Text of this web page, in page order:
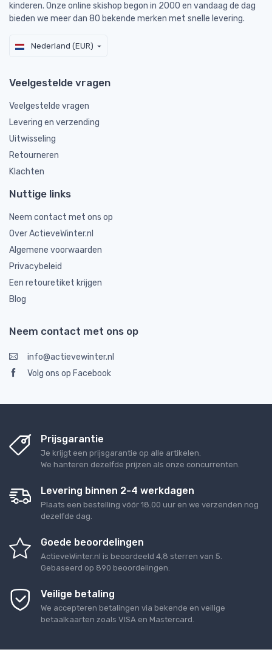
kinderen. Onze online skishop begon in 2000 en vandaag de dag
bieden we meer dan 80 bekende merken met snelle levering.
Nederland (EUR)
Veelgestelde vragen
Veelgestelde vragen
Levering en verzending
Uitwisseling
Retourneren
Klachten
Nuttige links
Neem contact met ons op
Over ActieveWinter.nl
Algemene voorwaarden
Privacybeleid
Een retouretiket krijgen
Blog
Neem contact met ons op
info@actievewinter.nl
Volg ons op Facebook
Prijsgarantie
Je krijgt een prijsgarantie op alle artikelen.
We hanteren dezelfde prijzen als onze concurrenten.
Levering binnen 2-4 werkdagen
Plaats een bestelling vóór 18.00 uur en we verzenden nog
dezelfde dag.
Goede beoordelingen
ActieveWinter.nl is beoordeeld 4,8 sterren van 5
Gebaseerd op 890 beoordelingen.
Veilige betaling
We accepteren betalingen via bekende en veilige
betaalkaarten zoals VISA en Mastercard.